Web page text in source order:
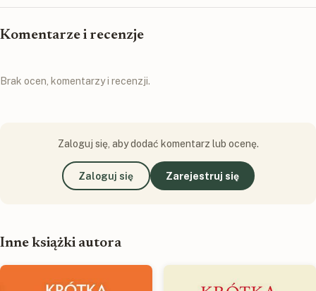
Komentarze i recenzje
Brak ocen, komentarzy i recenzji.
Zaloguj się, aby dodać komentarz lub ocenę.
Zaloguj się Zarejestruj się
Inne książki autora